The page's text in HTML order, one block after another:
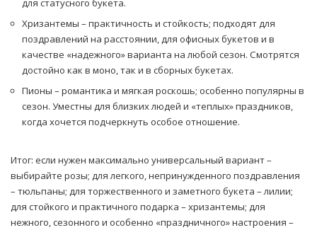
для статусного букета.
Хризантемы – практичность и стойкость; подходят для
поздравлений на расстоянии, для офисных букетов и в
качестве «надежного» варианта на любой сезон. Смотрятся
достойно как в моно, так и в сборных букетах.
Пионы – романтика и мягкая роскошь; особенно популярны в
сезон. Уместны для близких людей и «теплых» праздников,
когда хочется подчеркнуть особое отношение.
Итог: если нужен максимально универсальный вариант –
выбирайте розы; для легкого, непринужденного поздравления
– тюльпаны; для торжественного и заметного букета – лилии;
для стойкого и практичного подарка – хризантемы; для
нежного, сезонного и особенно «праздничного» настроения –